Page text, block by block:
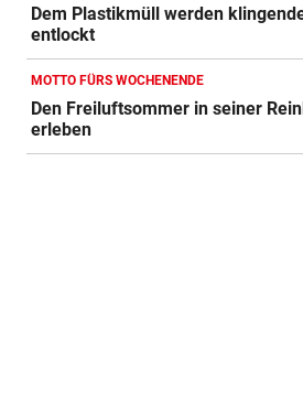
Dem Plastikmüll werden
entlockt
MOTTO FÜRS WOCHENENDE
Den Freiluftsommer in seiner
erleben